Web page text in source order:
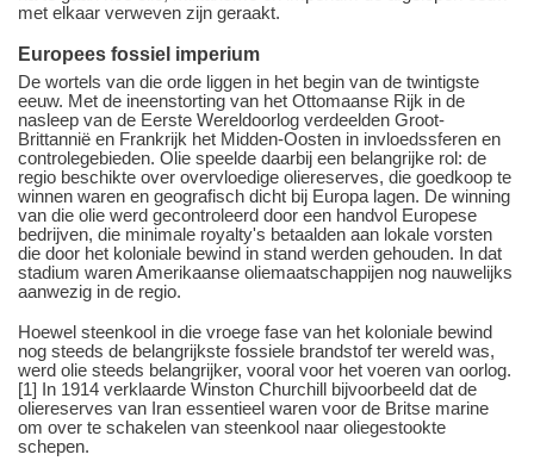
met elkaar verweven zijn geraakt.
Europees fossiel imperium
De wortels van die orde liggen in het begin van de twintigste
eeuw. Met de ineenstorting van het Ottomaanse Rijk in de
nasleep van de Eerste Wereldoorlog verdeelden Groot-
Brittannië en Frankrijk het Midden-Oosten in invloedssferen en
controlegebieden. Olie speelde daarbij een belangrijke rol: de
regio beschikte over overvloedige oliereserves, die goedkoop te
winnen waren en geografisch dicht bij Europa lagen. De winning
van die olie werd gecontroleerd door een handvol Europese
bedrijven, die minimale royalty's betaalden aan lokale vorsten
die door het koloniale bewind in stand werden gehouden. In dat
stadium waren Amerikaanse oliemaatschappijen nog nauwelijks
aanwezig in de regio.
Hoewel steenkool in die vroege fase van het koloniale bewind
nog steeds de belangrijkste fossiele brandstof ter wereld was,
werd olie steeds belangrijker, vooral voor het voeren van oorlog.
[1] In 1914 verklaarde Winston Churchill bijvoorbeeld dat de
oliereserves van Iran essentieel waren voor de Britse marine
om over te schakelen van steenkool naar oliegestookte
schepen.